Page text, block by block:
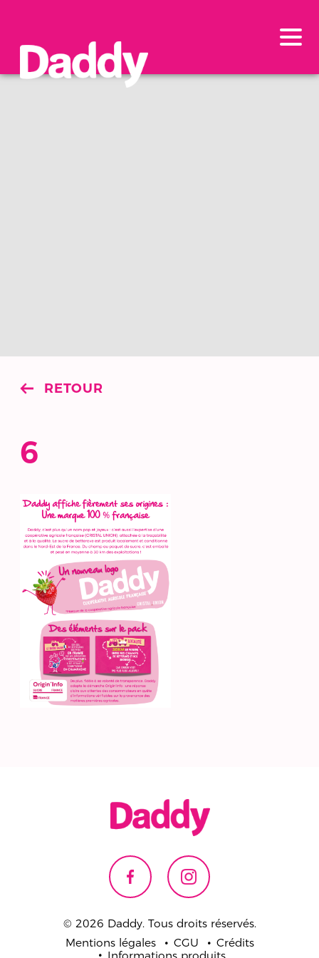
RETOUR
6
© 2026 Daddy. Tous droits réservés.
Mentions légales
CGU
Crédits
Informations produits